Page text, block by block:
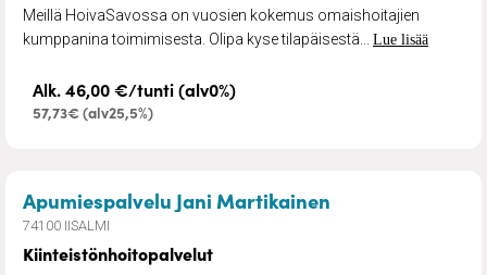
Meillä HoivaSavossa on vuosien kokemus omaishoitajien
kumppanina toimimisesta. Olipa kyse tilapäisestä... Lue lisää
Alk. 46,00 €/tunti (alv0%)
57,73€ (alv25,5%)
Apumiespalvelu Jani Martikainen
74100 IISALMI
Kiinteistönhoitopalvelut